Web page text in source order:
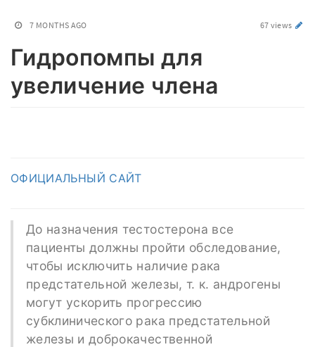
7 MONTHS AGO 67 views
Гидропомпы для
увеличение члена
ОФИЦИАЛЬНЫЙ САЙТ
До назначения тестостерона все
пациенты должны пройти обследование,
чтобы исключить наличие рака
предстательной железы, т. к. андрогены
могут ускорить прогрессию
субклинического рака предстательной
железы и доброкачественной